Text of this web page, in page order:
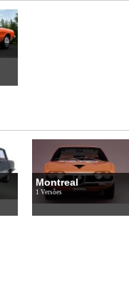
Montreal
1 Versões